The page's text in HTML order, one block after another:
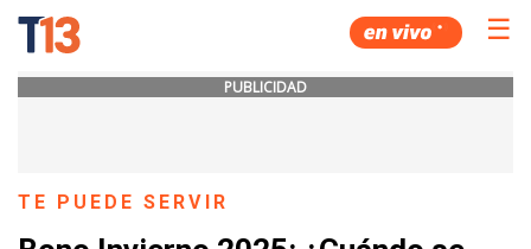
☰
PUBLICIDAD
TE PUEDE SERVIR